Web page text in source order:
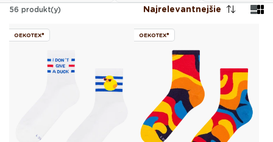
56 produkt(y) Najrelevantnejšie
OEKOTEX® OEKOTEX®